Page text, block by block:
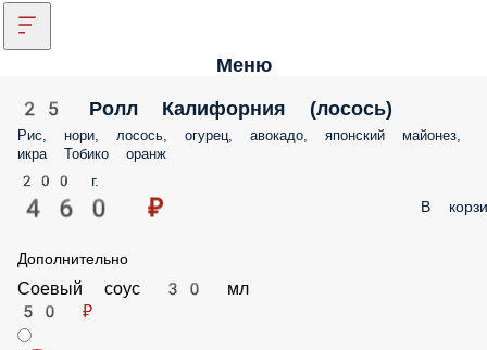
Меню
25 Ролл Калифорния (лосось)
Рис, нори, лосось, огурец, авокадо, японский майонез,
икра Тобико оранж
200 г.
460 ₽ В
Дополнительно
Соевый соус 30 мл
50 ₽